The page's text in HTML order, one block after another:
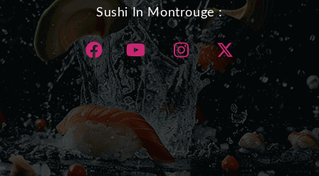
Sushi In Montrouge :